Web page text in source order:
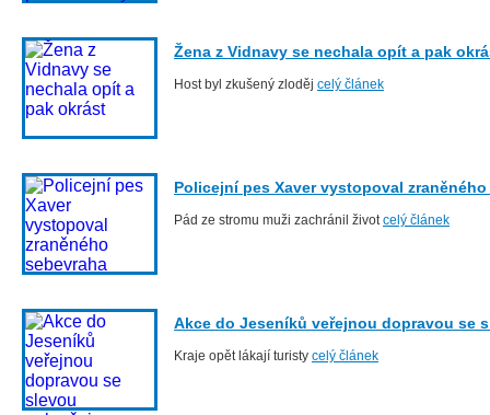
Žena z Vidnavy se nechala opít a pak
Host byl zkušený zloděj celý článek
Policejní pes Xaver vystopoval
Pád ze stromu muži zachránil životcelý článek
Akce do Jeseníků veřejnou dopravou se
Kraje opět lákají turisty celý článek